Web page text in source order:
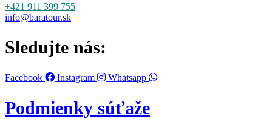
+421 911 399 755
info@baratour.sk
Sledujte nás:
Facebook Instagram Whatsapp
Podmienky súťaže